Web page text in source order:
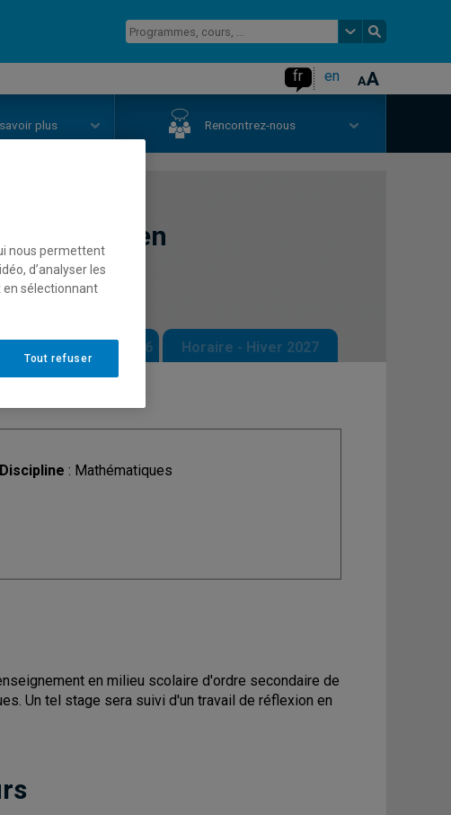
fr en
plus Rencontrez-nous
en
- Automne 2026 Horaire - Hiver 2027
Discipline : Mathématiques
en milieu scolaire d'ordre secondaire de
Un tel stage sera suivi d'un travail de réflexion en
nous permettent
d’analyser les
en sélectionnant
Tout refuser